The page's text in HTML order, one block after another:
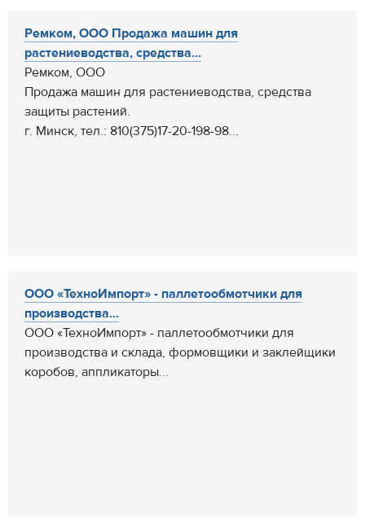
Ремком, ООО Продажа машин для
растениеводства, средства...
Ремком, ООО
Продажа машин для растениеводства, средства
защиты растений.
г. Минск, тел.: 810(375)17-20-198-98...
ООО «ТехноИмпорт» - паллетообмотчики для
производства...
ООО «ТехноИмпорт» - паллетообмотчики для
производства и склада, формовщики и заклейщики
коробов, аппликаторы...